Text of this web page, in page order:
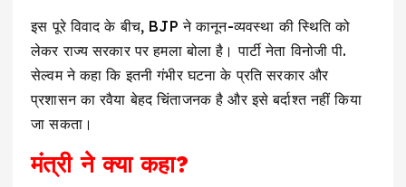
इस पूरे विवाद के बीच, BJP ने कानून-व्यवस्था की स्थिति को
लेकर राज्य सरकार पर हमला बोला है। पार्टी नेता विनोजी पी.
सेल्वम ने कहा कि इतनी गंभीर घटना के प्रति सरकार और
प्रशासन का रवैया बेहद चिंताजनक है और इसे बर्दाश्त नहीं किया
जा सकता।
मंत्री ने क्या कहा?